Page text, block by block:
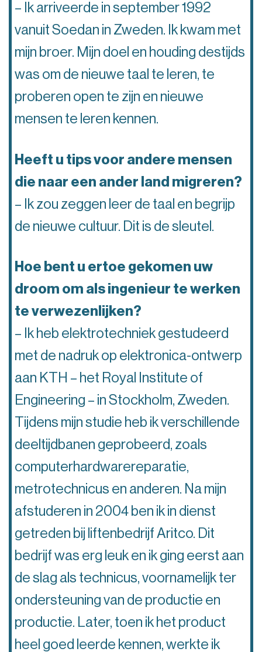
– Ik arriveerde in september 1992
vanuit Soedan in Zweden. Ik kwam met
mijn broer. Mijn doel en houding destijds
was om de nieuwe taal te leren, te
proberen open te zijn en nieuwe
mensen te leren kennen.
Heeft u tips voor andere mensen
die naar een ander land migreren?
– Ik zou zeggen leer de taal en begrijp
de nieuwe cultuur. Dit is de sleutel.
Hoe bent u ertoe gekomen uw
droom om als ingenieur te werken
te verwezenlijken?
– Ik heb elektrotechniek gestudeerd
met de nadruk op elektronica-ontwerp
aan KTH – het Royal Institute of
Engineering – in Stockholm, Zweden.
Tijdens mijn studie heb ik verschillende
deeltijdbanen geprobeerd, zoals
computerhardwarereparatie,
metrotechnicus en anderen. Na mijn
afstuderen in 2004 ben ik in dienst
getreden bij liftenbedrijf Aritco. Dit
bedrijf was erg leuk en ik ging eerst aan
de slag als technicus, voornamelijk ter
ondersteuning van de productie en
productie. Later, toen ik het product
heel goed leerde kennen, werkte ik